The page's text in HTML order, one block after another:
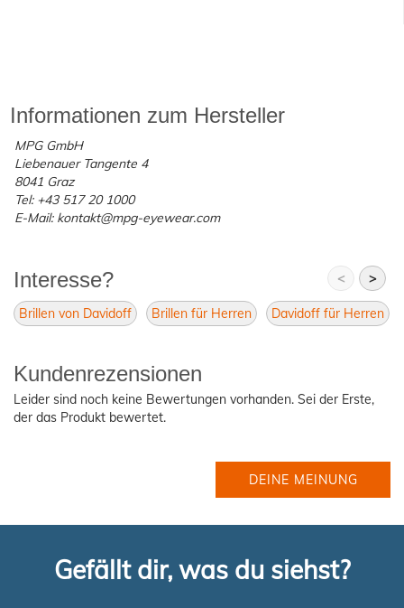
Informationen zum Hersteller
MPG GmbH
Liebenauer Tangente 4
8041 Graz
Tel: +43 517 20 1000
E-Mail: kontakt@mpg-eyewear.com
Interesse? < >
Brillen von Davidoff Brillen für Herren Davidoff für Herren
Kundenrezensionen
Leider sind noch keine Bewertungen vorhanden. Sei der Erste,
der das Produkt bewertet.
DEINE MEINUNG
Gefällt dir, was du siehst?